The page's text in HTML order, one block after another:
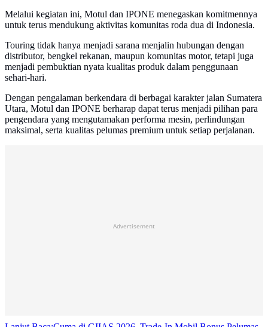
Melalui kegiatan ini, Motul dan IPONE menegaskan komitmennya
untuk terus mendukung aktivitas komunitas roda dua di Indonesia.
Touring tidak hanya menjadi sarana menjalin hubungan dengan
distributor, bengkel rekanan, maupun komunitas motor, tetapi juga
menjadi pembuktian nyata kualitas produk dalam penggunaan
sehari-hari.
Dengan pengalaman berkendara di berbagai karakter jalan Sumatera
Utara, Motul dan IPONE berharap dapat terus menjadi pilihan para
pengendara yang mengutamakan performa mesin, perlindungan
maksimal, serta kualitas pelumas premium untuk setiap perjalanan.
Advertisement